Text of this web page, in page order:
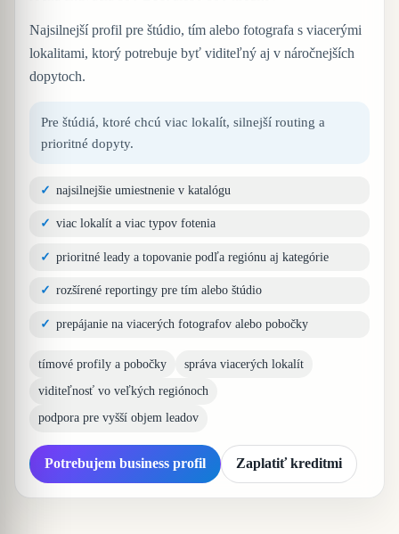
Najsilnejší profil pre štúdio, tím alebo fotografa s viacerými
lokalitami, ktorý potrebuje byť viditeľný aj v náročnejších
dopytoch.
Pre štúdiá, ktoré chcú viac lokalít, silnejší routing a
prioritné dopyty.
najsilnejšie umiestnenie v katalógu
viac lokalít a viac typov fotenia
prioritné leady a topovanie podľa regiónu aj kategórie
rozšírené reportingy pre tím alebo štúdio
prepájanie na viacerých fotografov alebo pobočky
tímové profily a pobočky správa viacerých lokalít
viditeľnosť vo veľkých regiónoch
podpora pre vyšší objem leadov
Potrebujem business profil Zaplatiť kreditmi